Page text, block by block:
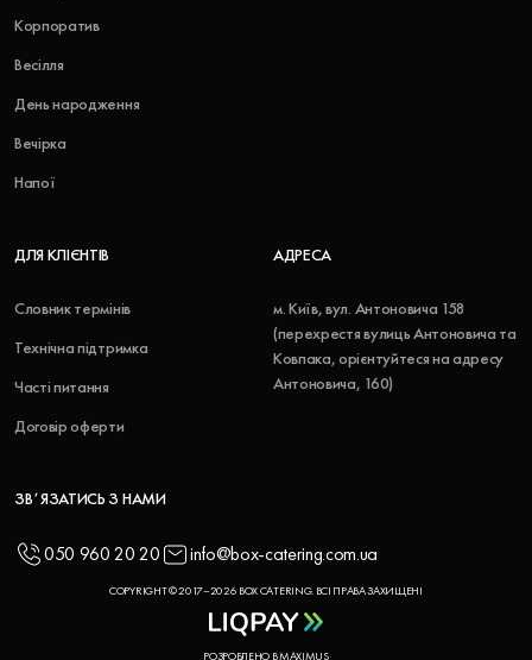
Корпоратив
Весілля
День народження
Вечірка
Напої
ДЛЯ КЛІЄНТІВ
Словник термінів
Технічна підтримка
Часті питання
Договір оферти
АДРЕСА
м. Київ, вул. Антоновича 158
(перехрестя вулиць Антоновича та
Ковпака, орієнтуйтеся на адресу
Антоновича, 160)
ЗВʼЯЗАТИСЬ З НАМИ
050 960 20 20 info@box-catering.com.ua
COPYRIGHT © 2017–2026 BOX CATERING. ВСІ ПРАВА ЗАХИЩЕНІ
РОЗРОБЛЕНО В MAXIMUS